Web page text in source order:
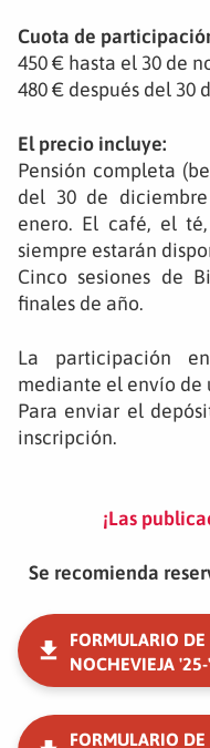
Cuota de
450 € hasta el 30 de
480 € después del 30
El precio incluye:
Pensión completa
del 30 de
enero. El café, el
siempre estarán
Cinco sesiones de
finales de año.
La participación
mediante el envío de
Para enviar el
inscripción.
¡Las
Se recomienda
FORMULARIO
NOCHEVIEJA
FORMULARIO